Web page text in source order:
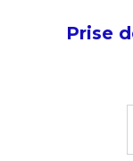
Prise